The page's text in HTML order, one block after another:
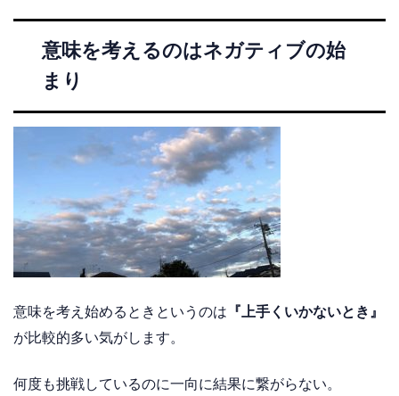
意味を考えるのはネガティブの始
まり
意味を考え始めるときというのは 『上手くいかないとき』
が比較的多い気がします。
何度も挑戦しているのに一向に結果に繋がらない。